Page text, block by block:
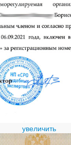
увеличить